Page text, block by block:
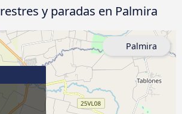
y paradas en Palmira
Palmira